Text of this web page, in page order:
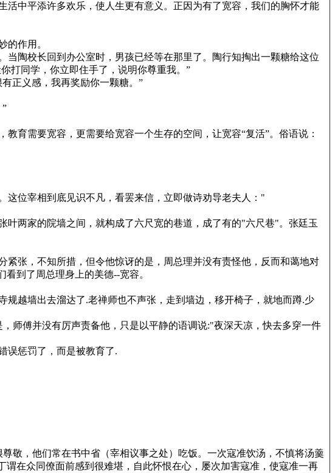
中平添许多欢乐，使人生更有意义。正因为有了宽容，我们的胸怀才能
的作用。
陶校长回到办公室时，男孩已经等在那里了。陶行知掏出一颗糖给这位
打同学，你立即住手了，说明你尊重我。”
正义感，我再奖励你一颗糖。”
育需要宽容，更需要给宽容一个生存的空间，让宽容“复活”。俗语说：
位宰相到底见识不凡，看罢来信，立即做诗劝导老夫人："
两家的院墙之间，就构成了六尺宽的巷道，成了有的"六尺巷"。张廷玉
张，不知所措，但令他惊讶的是，周总理并没有责怪他，反而和蔼地对
到了周总理身上的美德--宽容。
越墙出去溜达了.老禅师也不声张，走到墙边，移开椅子，就地而蹲.少
师傅并没有厉声责备他，只是以平静的语调说:"夜深天凉，快去多穿一件
误惩罚了，而是被教育了.
敬，他们常在书中省（宰相议事之处）吃饭。一次寇准饮汤，不慎将汤羹
在众同僚面前感到很难堪，自此怀恨在心，屡次加害寇准，使寇准一再